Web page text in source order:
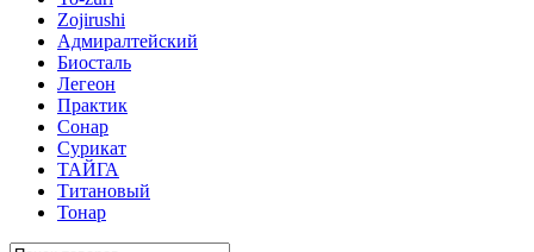
Zojirushi
Адмиралтейский
Биосталь
Легеон
Практик
Сонар
Сурикат
ТАЙГА
Титановый
Тонар